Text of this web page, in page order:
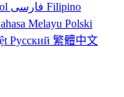
Filipino
Melayu Polski
Русский 繁體中文